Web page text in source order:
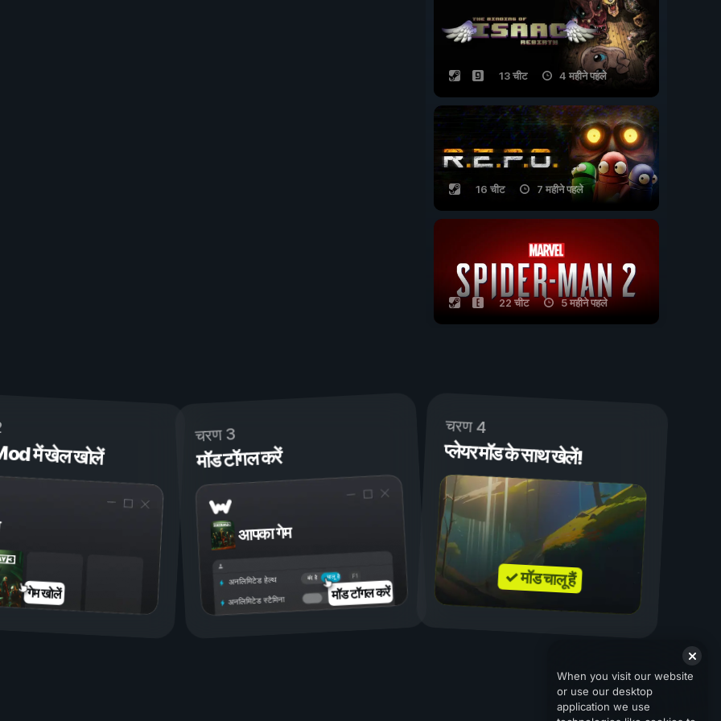
13 चीट 4 महीने पहले
16 चीट 7 महीने पहले
22 चीट 5 महीने पहले
में खेल खोलें
गेम खोलें
चरण 3
मॉड टॉगल करें
आपका गेम
चालू है
बंद है
अनलिमिटेड हेल्थ
अनलिमिटेड स्टैमिना मॉड टॉगल करें
चरण 4
प्लेयर मॉड के साथ खेलें!
✓ मॉड चालू हैं
When you visit our website
or use our desktop
application we use